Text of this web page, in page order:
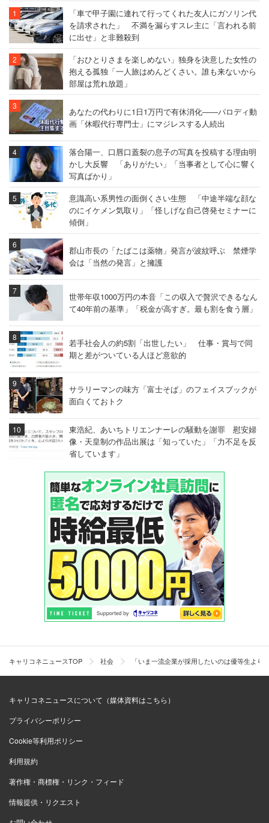
「車で甲子園に連れて行ってくれた友人にガソリン代
を請求された」 不満を漏らすスレ主に「言われる前
に出せ」と非難殺到
「おひとりさまを楽しめない」独身を決意した女性の
抱える孤独「一人旅はめんどくさい。誰も来ないから
部屋は荒れ放題」
あなたの代わりに1日1万円で有休消化――パロディ動
画「休暇代行専門士」にマジレスする人続出
落合陽一、口唇口蓋裂の息子の写真を投稿する理由明
かし大反響 「ありがたい」「当事者として心に響く
写真ばかり」
意識高い系男性の面倒くさい生態 「中途半端な顔な
のにイケメン気取り」「怪しげな自己啓発セミナーに
傾倒」
郡山市長の「たばこは薬物」発言が波紋呼ぶ 禁煙学
会は「当然の発言」と擁護
世帯年収1000万円の本音「この収入で贅沢できるなん
て40年前の基準」「税金が高すぎ。最も割を食う層」
若手社会人の約5割「出世したい」 仕事・賞与で同
期と差がついている人ほど意欲的
サラリーマンの味方「富士そば」のフェイスブックが
面白くておトク
東浩紀、あいちトリエンナーレの騒動を謝罪 慰安婦
像・天皇制の作品出展は「知っていた」「力不足を反
省しています」
キャリコネニュースTOP 社会 「いま一流企業が採用したいのは優等生よ
キャリコネニュースについて（媒体資料はこちら）
プライバシーポリシー
Cookie等利用ポリシー
利用規約
著作権・商標権・リンク・フィード
情報提供・リクエスト